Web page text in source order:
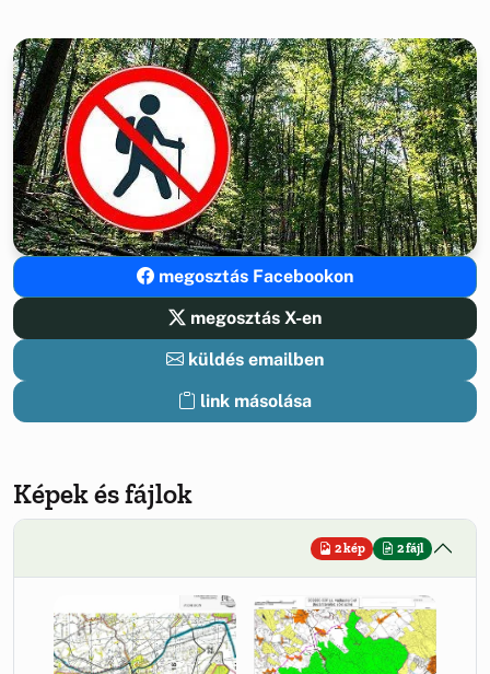
megosztás Facebookon
megosztás X-en
küldés emailben
link másolása
Képek és fájlok
2 kép 2 fájl